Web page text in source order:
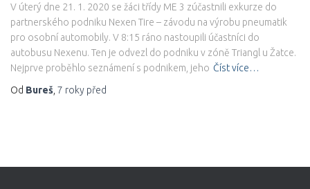
V úterý dne 21. 1. 2020 se žáci třídy ME 3 zúčastnili exkurze do
partnerského podniku Nexen Tire – závodu na výrobu pneumatik
pro osobní automobily. V 8:15 ráno nastoupili účastníci do
autobusu Nexenu. Ten je odvezl do podniku v zóně Triangl u Žatce.
Nejprve proběhlo seznámení s podnikem, jeho Číst více…
Od Bureš 7 roky před